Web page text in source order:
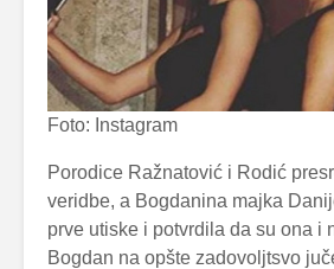
Foto: Instagram
Porodice Ražnatović i Rodić
veridbe, a Bogdanina majka
prve utiske i potvrdila da su ona i
Bogdan na opšte zadovoljtsvo